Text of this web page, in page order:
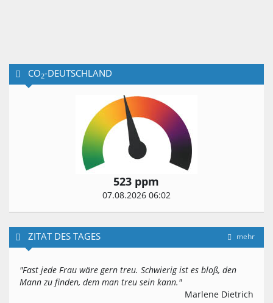
CO2-DEUTSCHLAND
523 ppm
07.08.2026 06:02
mehr
ZITAT DES TAGES
"Fast jede Frau wäre gern treu. Schwierig ist es bloß, den
Mann zu finden, dem man treu sein kann."
Marlene Dietrich